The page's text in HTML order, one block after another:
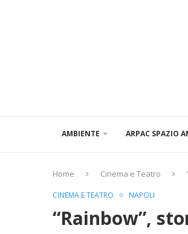
AMBIENTE ARPAC SPAZIO
Home Cinema e Teatro
CINEMA E TEATRO NAPOLI
“Rainbow”,